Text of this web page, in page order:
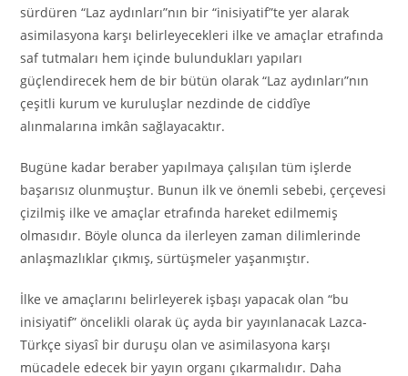
sürdüren “Laz aydınları”nın bir “inisiyatif”te yer alarak
asimilasyona karşı belirleyecekleri ilke ve amaçlar etrafında
saf tutmaları hem içinde bulundukları yapıları
güçlendirecek hem de bir bütün olarak “Laz aydınları”nın
çeşitli kurum ve kuruluşlar nezdinde de ciddîye
alınmalarına imkân sağlayacaktır.
Bugüne kadar beraber yapılmaya çalışılan tüm işlerde
başarısız olunmuştur. Bunun ilk ve önemli sebebi, çerçevesi
çizilmiş ilke ve amaçlar etrafında hareket edilmemiş
olmasıdır. Böyle olunca da ilerleyen zaman dilimlerinde
anlaşmazlıklar çıkmış, sürtüşmeler yaşanmıştır.
İlke ve amaçlarını belirleyerek işbaşı yapacak olan “bu
inisiyatif” öncelikli olarak üç ayda bir yayınlanacak Lazca-
Türkçe siyasî bir duruşu olan ve asimilasyona karşı
mücadele edecek bir yayın organı çıkarmalıdır. Daha